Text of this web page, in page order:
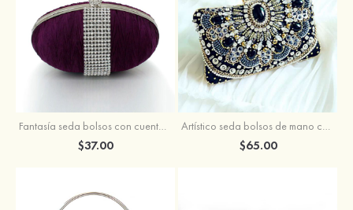
Fantasía seda bolsos con cuentas plisado
$37.00
Artístico seda bolsos de mano con crystal/rhinestone imitation pearl
$65.00